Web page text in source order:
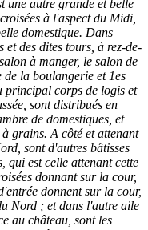
une autre grande et belle
à l'aspect du Midi,
domestique. Dans
des dites tours, à rez-de-
à manger, le salon de
la boulangerie et 1es
principal corps de logis et
sont distribués en
de domestiques, et
grains. A côté et attenant
sont d'autres bâtisses
qui est celle attenant cette
donnant sur la cour,
donnent sur la cour,
Nord ; et dans l'autre aile
au château, sont les